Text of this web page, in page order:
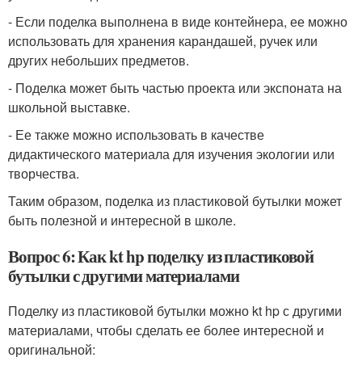
- Если поделка выполнена в виде контейнера, ее можно
использовать для хранения карандашей, ручек или
других небольших предметов.
- Поделка может быть частью проекта или экспоната на
школьной выставке.
- Ее также можно использовать в качестве
дидактического материала для изучения экологии или
творчества.
Таким образом, поделка из пластиковой бутылки может
быть полезной и интересной в школе.
Вопрос 6: Как kt hp поделку из пластиковой
бутылки с другими материалами
Поделку из пластиковой бутылки можно kt hp с другими
материалами, чтобы сделать ее более интересной и
оригинальной: